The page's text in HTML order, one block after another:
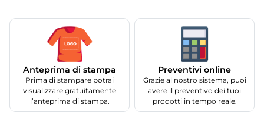
Anteprima di stampa
Prima di stampare potrai
visualizzare gratuitamente
l’anteprima di stampa.
Preventivi online
Grazie al nostro sistema, puoi
avere il preventivo dei tuoi
prodotti in tempo reale.